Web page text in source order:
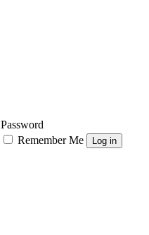
Password
Remember Me